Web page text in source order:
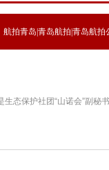
航拍青岛|青岛航拍|青岛航拍
态保护社团“山诺会”副秘